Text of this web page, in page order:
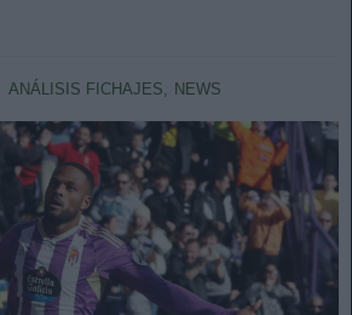
ANÁLISIS FICHAJES, NEWS